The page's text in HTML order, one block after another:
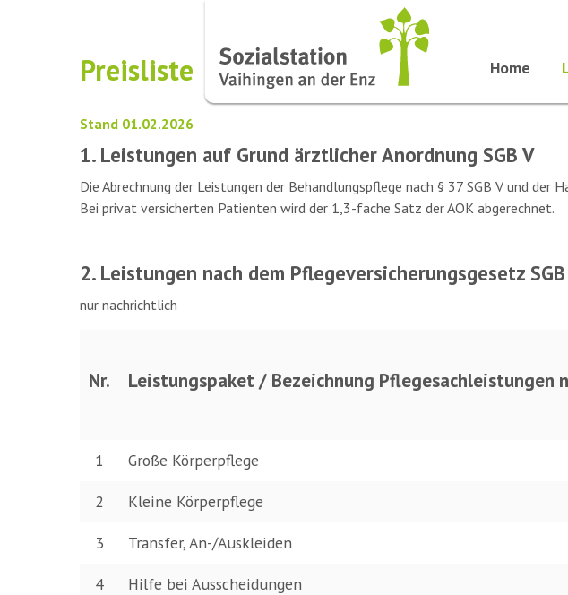
Home
Preisliste
Stand 01.02.2026
1. Leistungen auf Grund ärztlicher Anordnung SGB V
Die Abrechnung der Leistungen der Behandlungspflege nach § 37 SGB V und
Bei privat versicherten Patienten wird der 1,3-fache Satz der AOK abgerechnet.
2. Leistungen nach dem Pflegeversicherungsgesetz
nur nachrichtlich
Nr. Leistungspaket / Bezeichnung Pflegesachleistungen
1 Große Körperpflege
2
Kleine Körperpflege
3
Transfer, An-/Auskleiden
4
Hilfe bei Ausscheidungen